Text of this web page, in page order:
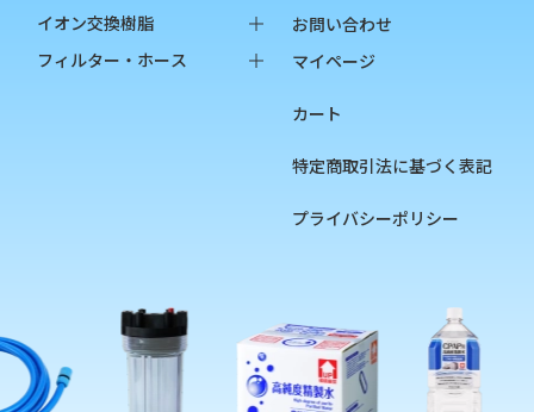
ペットボトル
オプション品
本体
カートリッジ
イオン交換樹脂
純水用イオン交換樹脂
フィルター・ホース
硬度指示薬
お問い合わせ
マイページ
カート
特定商取引法に基づく表記
プライバシーポリシー